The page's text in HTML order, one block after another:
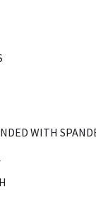
WITH